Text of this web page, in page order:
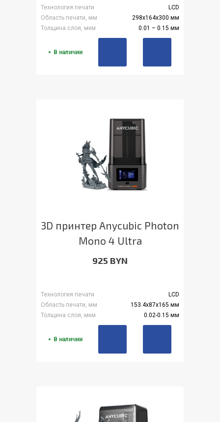
Технология печати
LCD
Область печати, мм
298x164x300 мм
Толщина слоя, мкм
0.01 – 0.15 мм
В наличии
3D принтер Anycubic Photon
Mono 4 Ultra
925 BYN
Технология печати
LCD
Область печати, мм
153.4x87x165 мм
Толщина слоя, мкм
0.02-0.15 мм
В наличии